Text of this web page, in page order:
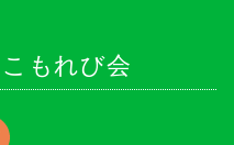
もれび会